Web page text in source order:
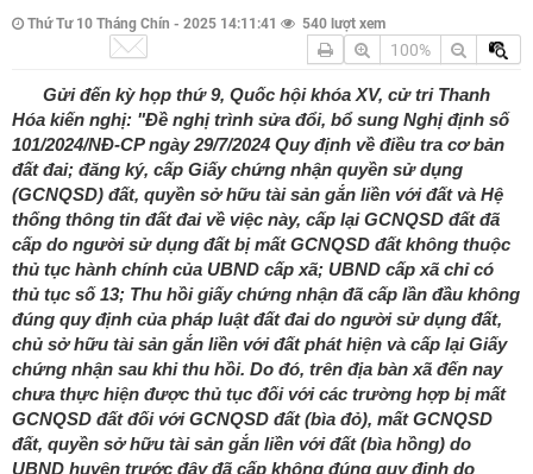
Thứ Tư 10 Tháng Chín - 2025 14:11:41 540 lượt xem
100%
Gửi đến kỳ họp thứ 9, Quốc hội khóa XV, cử tri Thanh
Hóa kiến nghị: "Đề nghị trình sửa đổi, bổ sung Nghị định số
101/2024/NĐ-CP ngày 29/7/2024 Quy định về điều tra cơ bản
đất đai; đăng ký, cấp Giấy chứng nhận quyền sử dụng
(GCNQSD) đất, quyền sở hữu tài sản gắn liền với đất và Hệ
thống thông tin đất đai về việc này, cấp lại GCNQSD đất đã
cấp do người sử dụng đất bị mất GCNQSD đất không thuộc
thủ tục hành chính của UBND cấp xã; UBND cấp xã chỉ có
thủ tục số 13; Thu hồi giấy chứng nhận đã cấp lần đầu không
đúng quy định của pháp luật đất đai do người sử dụng đất,
chủ sở hữu tài sản gắn liền với đất phát hiện và cấp lại Giấy
chứng nhận sau khi thu hồi. Do đó, trên địa bàn xã đến nay
chưa thực hiện được thủ tục đối với các trường hợp bị mất
GCNQSD đất đối với GCNQSD đất (bìa đỏ), mất GCNQSD
đất, quyền sở hữu tài sản gắn liền với đất (bìa hồng) do
UBND huyện trước đây đã cấp không đúng quy định do